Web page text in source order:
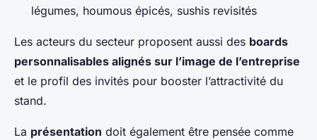
légumes, houmous épicés, sushis revisités
Les acteurs du secteur proposent aussi des boards
personnalisables alignés sur l’image de l’entreprise
et le profil des invités pour booster l’attractivité du
stand.
La présentation doit également être pensée comme